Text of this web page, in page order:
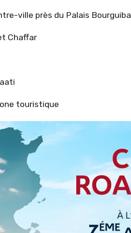
ville près du Palais Bourguiba
Chaffar
touristique